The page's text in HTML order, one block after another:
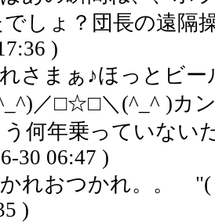
しょ？団長の遠隔
)
さまぁ♪ほっとビ
／□☆□＼(^_^ )
何年乗っていない
30 06:47 )
れおつかれ。。
)